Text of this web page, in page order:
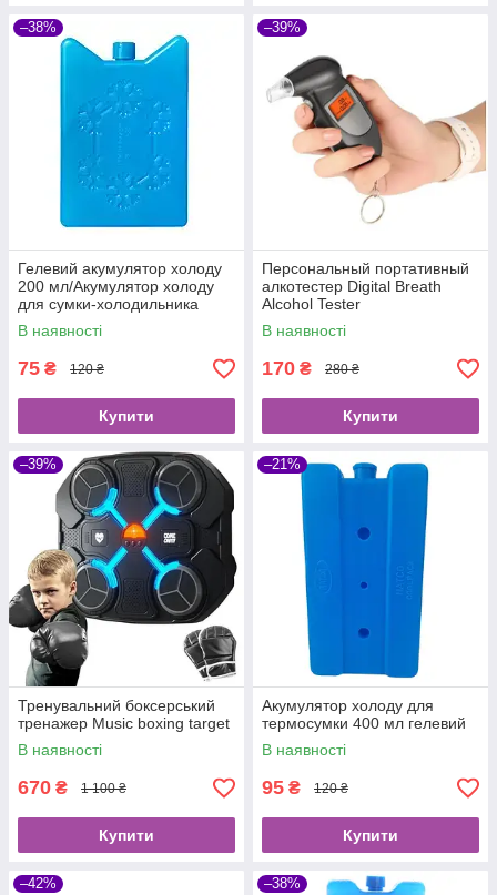
–38%
Гелевий акумулятор холоду
200 мл/Акумулятор холоду
для сумки-холодильника
В наявності
75 ₴ 120 ₴
Купити
–39%
Персональный портативный
алкотестер Digital Breath
Alcohol Tester
В наявності
170 ₴ 280 ₴
Купити
–39%
Тренувальний боксерський
тренажер Music boxing target
В наявності
670 ₴ 1 100 ₴
Купити
–21%
Акумулятор холоду для
термосумки 400 мл гелевий
В наявності
95 ₴ 120 ₴
Купити
–42% –38%